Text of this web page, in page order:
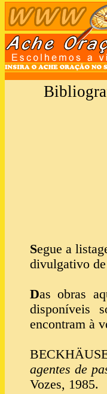
Segue a
divulgativo
Das obras
disponíveis
encontram à
agentes de
Vozes, 1985.